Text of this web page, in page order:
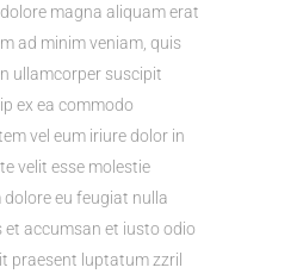
magna aliquam erat
ad minim veniam, quis
ullamcorper suscipit
ex ea commodo
vel eum iriure dolor in
velit esse molestie
eu feugiat nulla
et accumsan et iusto odio
praesent luptatum zzril